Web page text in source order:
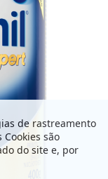
de rastreamento
são
do site e, por